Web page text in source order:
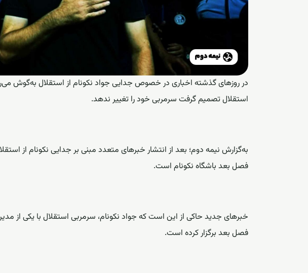
در روزهای گذشته اخباری در خصوص جدایی جواد نکونام از استقلال به‌گوش
استقلال تصمیم گرفت سرمربی خود را تغییر ندهد.
به‌گزارش نیمه دوم؛ بعد از انتشار خبرهای متعدد مبنی بر جدایی نکونام از
فصل بعد باشگاه نکونام است.
خبرهای جدید حاکی از این است که جواد نکونام، سرمربی استقلال با یکی از
فصل بعد برگزار کرده است.